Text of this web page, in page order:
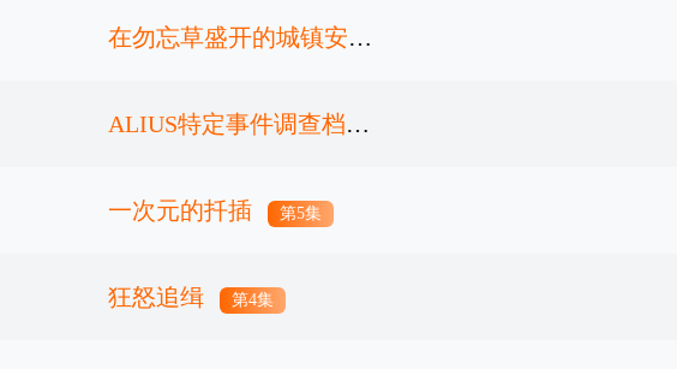
在勿忘草盛开的城镇安昙
野诊疗记 第6集
ALIUS特定事件调查档案
第3集
一次元的扦插 第5集
狂怒追缉 第4集